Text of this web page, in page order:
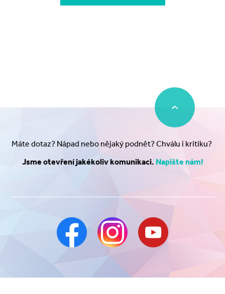
Máte dotaz? Nápad nebo nějaký podnět? Chválu i kritiku?
Jsme otevření jakékoliv komunikaci. Napište nám!